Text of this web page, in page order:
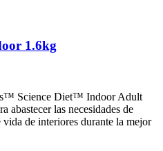
1.6kg
Science Diet™ Indoor Adult
abastecer las necesidades de
de interiores durante la mejor